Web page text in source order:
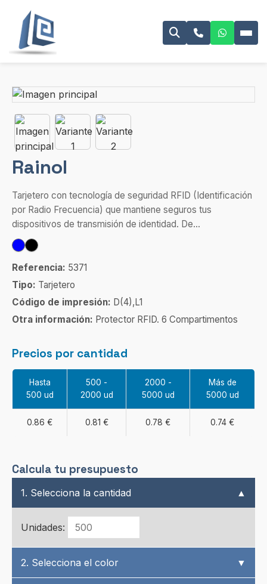
Rainol
Tarjetero con tecnología de seguridad RFID (Identificación
por Radio Frecuencia) que mantiene seguros tus
dispositivos de transmisión de identidad. De...
Referencia: 5371
Tipo: Tarjetero
Código de impresión: D(4),L1
Otra información: Protector RFID. 6 Compartimentos
Precios por cantidad
Hasta
500 ud
500 -
2000 ud
2000 -
5000 ud
Más de
5000 ud
0.86 € 0.81 € 0.78 € 0.74 €
Calcula tu presupuesto
1. Selecciona la cantidad ▲
Unidades:
2. Selecciona el color ▼